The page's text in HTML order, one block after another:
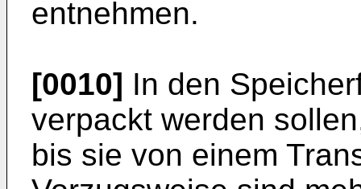
entnehmen.
[0010] In den
verpackt werden
bis sie von einem